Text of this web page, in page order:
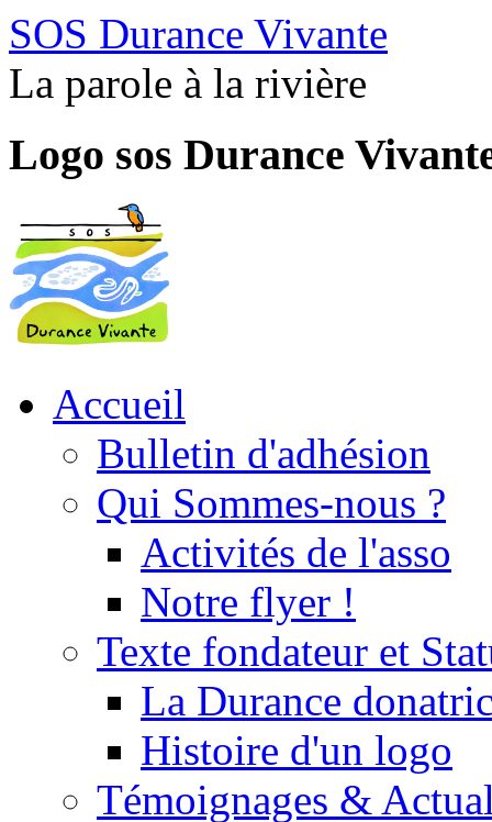
SOS Durance Vivante
La parole à la rivière
Logo sos Durance
Accueil
Bulletin d'adhésion
Qui Sommes-nous ?
Activités de l'asso
Notre flyer !
Texte fondateur et
La Durance
Histoire d'un logo
Témoignages &